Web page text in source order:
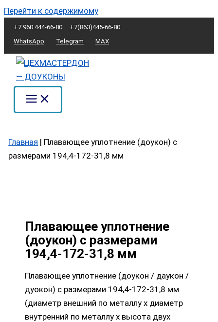
Перейти к содержимому
+7 960 444-66-80
+7(863)445-66-80
WhatsApp
Telegram MAX
Главная | Плавающее уплотнение (доукон) с
размерами 194,4-172-31,8 мм
Плавающее уплотнение
(доукон) с размерами
194,4-172-31,8 мм
Плавающее уплотнение (доукон / даукон /
дуокон) с размерами 194,4-172-31,8 мм
(диаметр внешний по металлу х диаметр
внутренний по металлу х высота двух